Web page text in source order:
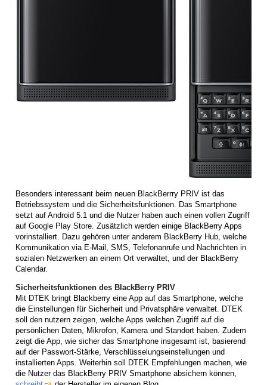
Besonders interessant beim neuen BlackBerrry PRIV ist das
Betriebssystem und die Sicherheitsfunktionen. Das Smartphone
setzt auf Android 5.1 und die Nutzer haben auch einen vollen Zugriff
auf Google Play Store. Zusätzlich werden einige BlackBerry Apps
vorinstalliert. Dazu gehören unter anderem BlackBerry Hub, welche
Kommunikation via E-Mail, SMS, Telefonanrufe und Nachrichten in
sozialen Netzwerken an einem Ort verwaltet, und der BlackBerry
Calendar.
Sicherheitsfunktionen des BlackBerry PRIV
Mit DTEK bringt Blackberry eine App auf das Smartphone, welche
die Einstellungen für Sicherheit und Privatsphäre verwaltet. DTEK
soll den nutzern zeigen, welche Apps welchen Zugriff auf die
persönlichen Daten, Mikrofon, Kamera und Standort haben. Zudem
zeigt die App, wie sicher das Smartphone insgesamt ist, basierend
auf der Passwort-Stärke, Verschlüsselungseinstellungen und
installierten Apps. Weiterhin soll DTEK Empfehlungen machen, wie
die Nutzer das BlackBerry PRIV Smartphone absichern können,